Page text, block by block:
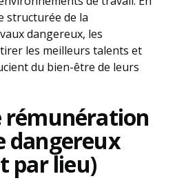
structurée de la
dangereux, les
les meilleurs talents et
du bien-être de leurs
rémunération
dangereux
par lieu)